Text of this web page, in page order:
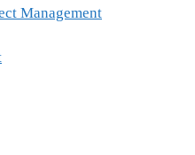
Management